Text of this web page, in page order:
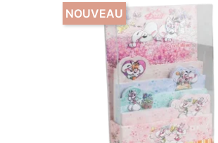
NOUVEAU